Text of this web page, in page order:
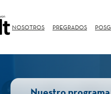
NOSOTROS PREGRADOS